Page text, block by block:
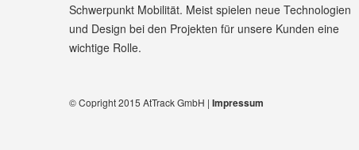
Schwerpunkt Mobilität. Meist spielen neue Technologien
und Design bei den Projekten für unsere Kunden eine
wichtige Rolle.
© Copright 2015 AtTrack GmbH | Impressum